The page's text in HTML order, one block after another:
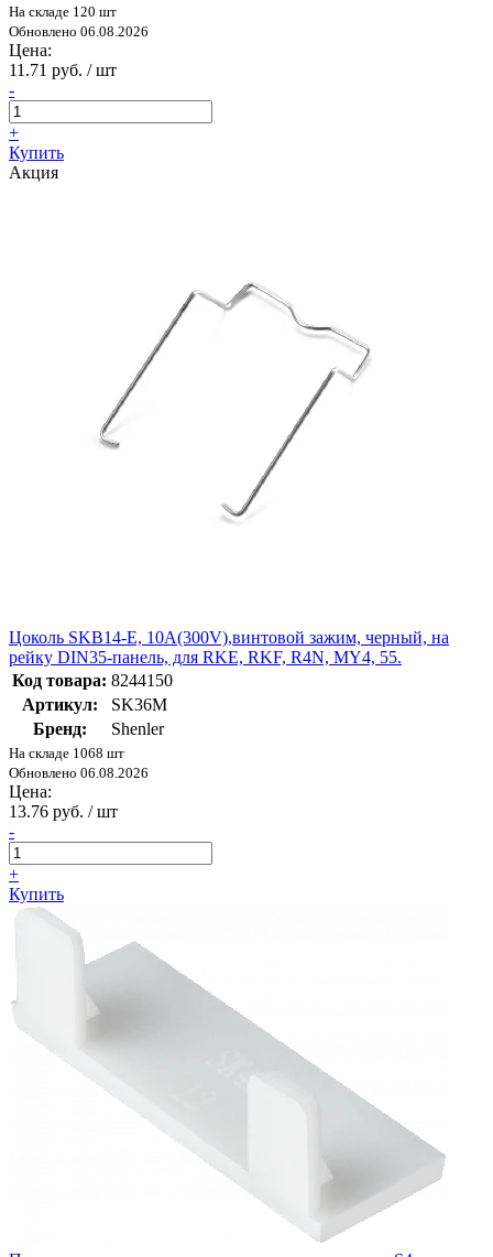
На складе 120 шт
Обновлено 06.08.2026
Цена:
11.71 руб. / шт
-
+
Купить
Акция
Цоколь SKB14-E, 10A(300V),винтовой зажим, черный, на
рейку DIN35-панель, для RKE, RKF, R4N, MY4, 55.
Код товара: 8244150
Артикул:
SK36M
Бренд:
Shenler
На складе 1068 шт
Обновлено 06.08.2026
Цена:
13.76 руб. / шт
-
+
Купить